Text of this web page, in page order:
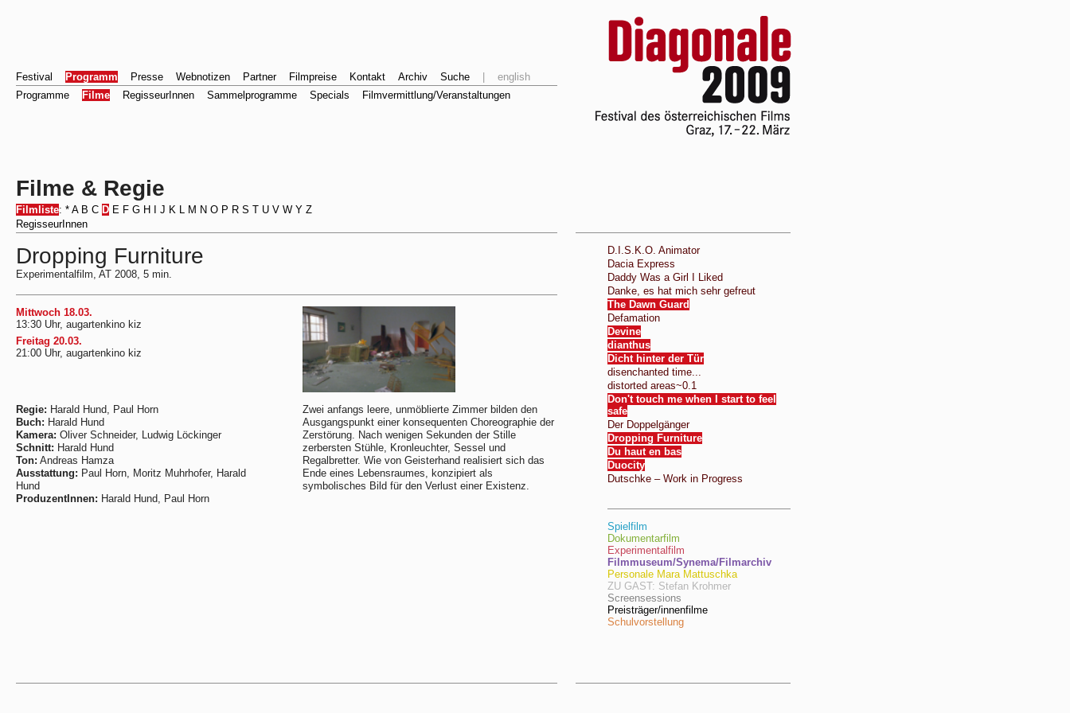
Festival Programm Presse Webnotizen Partner Filmpreise Kontakt Archiv Suche
english
Programme
Filme RegisseurInnen Sammelprogramme Specials Filmvermittlung/Veranstaltungen
Filme & Regie
Filmliste: * A B C D E F G H J K L M N O P R S T U V W Y Z
RegisseurInnen
Dropping Furniture
Experimentalfilm, AT 2008, 5 min.
Mittwoch 18.03.
13:30 Uhr, augartenkino kiz
Freitag 20.03.
21:00 Uhr, augartenkino kiz
Regie: Harald Hund, Paul Horn
Buch: Harald Hund
Kamera: Oliver Schneider, Ludwig Löckinger
Schnitt: Harald Hund
Ton: Andreas Hamza
Ausstattung: Paul Horn, Moritz Muhrhofer, Harald
Hund
ProduzentInnen: Harald Hund, Paul Horn
Zwei anfangs leere, unmöblierte Zimmer bilden den
Ausgangspunkt einer konsequenten Choreographie der
Zerstörung. Nach wenigen Sekunden der Stille
zerbersten Stühle, Kronleuchter, Sessel und
Regalbretter. Wie von Geisterhand realisiert sich das
Ende eines Lebensraumes, konzipiert als
symbolisches Bild für den Verlust einer Existenz.
D.I.S.K.O. Animator
Dacia Express
Daddy Was a Girl I Liked
Danke, es hat mich sehr gefreut
The Dawn Guard
Defamation
Devine
dianthus
Dicht hinter der Tür
disenchanted time...
distorted areas~0.1
Don't touch me when I start to feel
safe
Der Doppelgänger
Dropping Furniture
Du haut en bas
Duocity
Dutschke – Work in Progress
Spielfilm
Dokumentarfilm
Experimentalfilm
Filmmuseum/Synema/Filmarchiv
Personale Mara Mattuschka
ZU GAST: Stefan Krohmer
Screensessions
Preisträger/innenfilme
Schulvorstellung